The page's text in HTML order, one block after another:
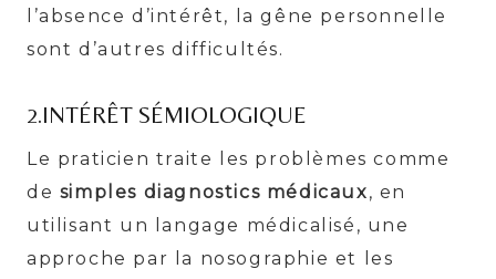
l’absence d’intérêt, la gêne personnelle
sont d’autres difficultés.
2.INTÉRÊT SÉMIOLOGIQUE
Le praticien traite les problèmes comme
de simples diagnostics médicaux, en
utilisant un langage médicalisé, une
approche par la nosographie et les